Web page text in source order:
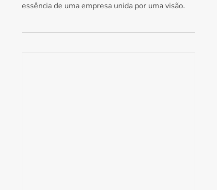
essência de uma empresa unida por uma visão.